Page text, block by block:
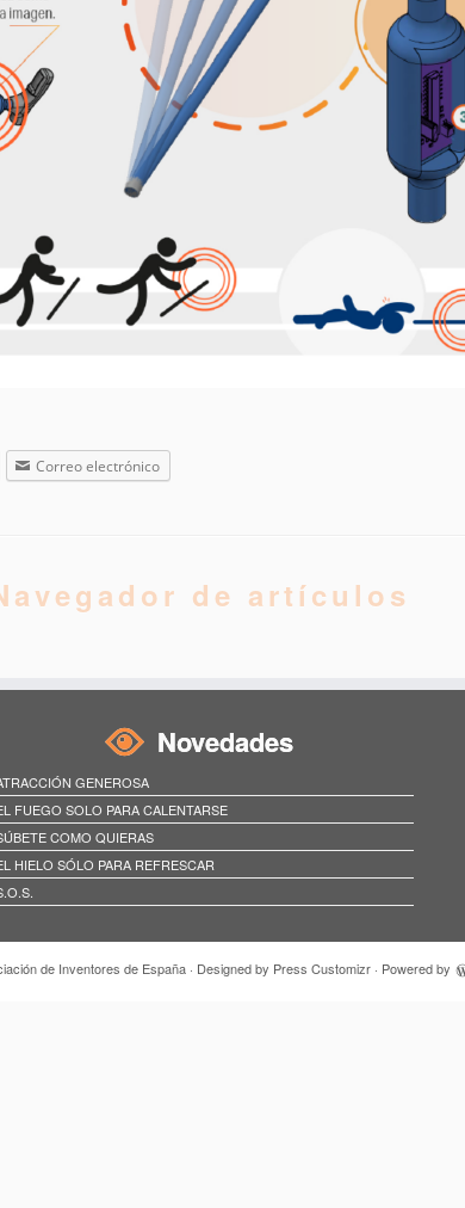
Correo electrónico
de artículos
Novedades
GENEROSA
FUEGO SOLO PARA CALENTARSE
COMO QUIERAS
HIELO SÓLO PARA REFRESCAR
de Inventores de España· Designed by Press Customizr· Powered by